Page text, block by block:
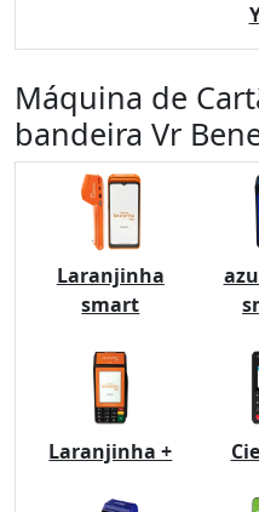
Máquina de
bandeira Vr
Laranjinha
smart
Laranjinha +